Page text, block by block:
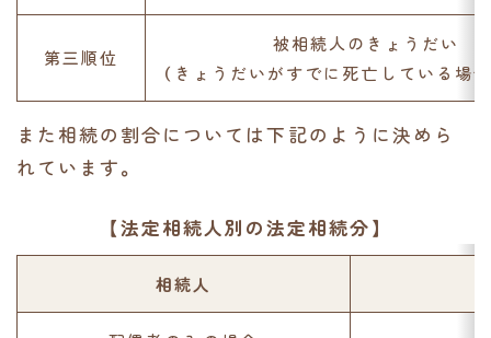
第三順位
被相続人のきょうだい
（きょうだいがすでに死亡している場合
また相続の割合については下記のように決めら
れています。
【法定相続人別の法定相続分】
相続人